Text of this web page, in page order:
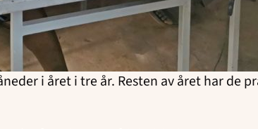
i året i tre år. Resten av året har de